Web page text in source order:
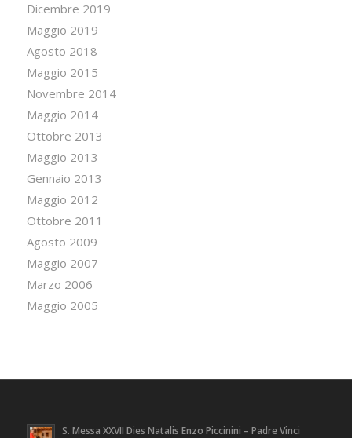
Dicembre 2019
Maggio 2019
Agosto 2018
Maggio 2015
Novembre 2014
Maggio 2014
Ottobre 2013
Maggio 2013
Gennaio 2013
Maggio 2012
Ottobre 2011
Agosto 2009
Maggio 2007
Marzo 2006
Maggio 2005
S. Messa XXVII Dies Natalis Enzo Piccinini – Padre Vinci